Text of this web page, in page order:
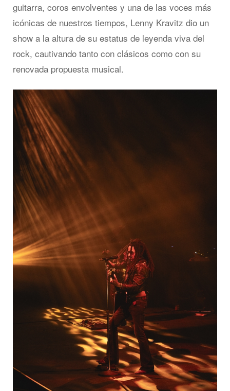
guitarra, coros envolventes y una de las voces más
icónicas de nuestros tiempos, Lenny Kravitz dio un
show a la altura de su estatus de leyenda viva del
rock, cautivando tanto con clásicos como con su
renovada propuesta musical.